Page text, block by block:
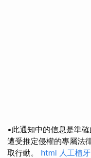
•此通知中的信息是準
遭受推定侵權的專屬法
取行動。 html 人工植牙